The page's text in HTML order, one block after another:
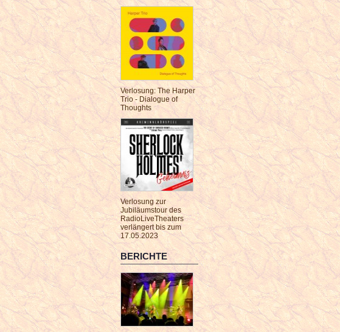
Verlosung: The Harper
Trio - Dialogue of
Thoughts
Verlosung zur
Jubiläumstour des
RadioLiveTheaters
verlängert bis zum
17.05.2023
BERICHTE